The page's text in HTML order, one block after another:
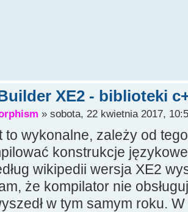
XE2 - biblioteki
» sobota, 22 kwietnia 2017,
to wykonalne, zależy od
konstrukcje
wikipedii wersja XE2
że kompilator nie
w tym samym roku.